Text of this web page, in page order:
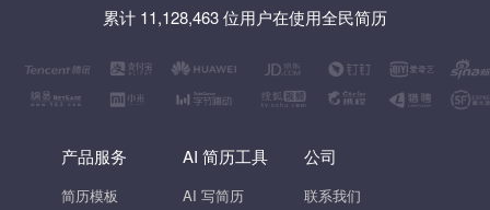
累计 11,128,463 位用户在使用全民简历
产品服务
简历模板
AI 简历工具
AI 写简历
公司
联系我们